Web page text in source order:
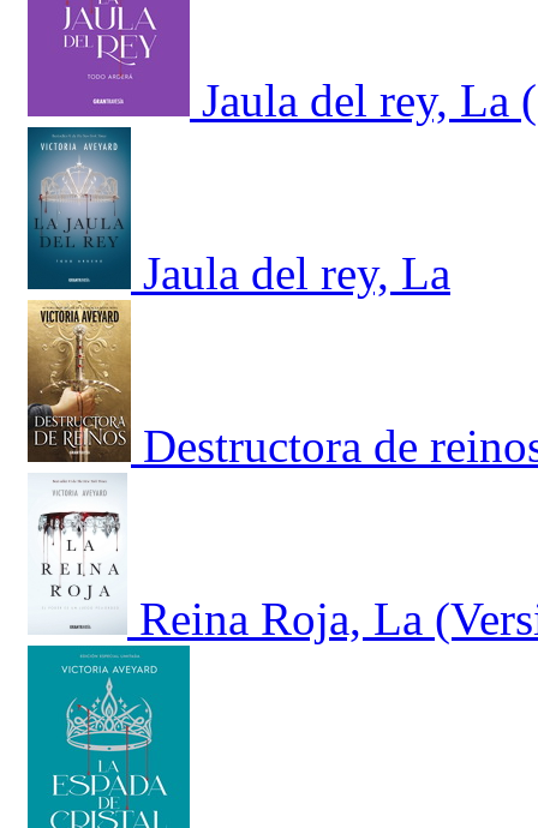
Jaula del rey, La
Jaula del rey, La
Destructora de
Reina Roja, La